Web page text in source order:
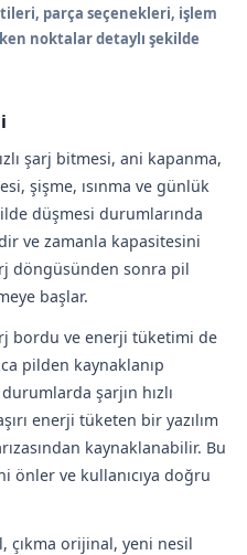
parça seçenekleri, işlem
noktalar detaylı şekilde
şarj bitmesi, ani kapanma,
şişme, ısınma ve günlük
düşmesi durumlarında
ve zamanla kapasitesini
döngüsünden sonra pil
başlar.
bordu ve enerji tüketimi de
pilden kaynaklanıp
durumlarda şarjın hızlı
enerji tüketen bir yazılım
kaynaklanabilir. Bu
önler ve kullanıcıya doğru
çıkma orijinal, yeni nesil